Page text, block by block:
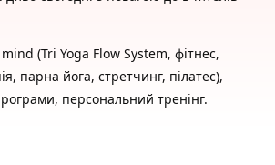
(Tri Yoga Flow System, фітнес,
парна йога, стретчинг, пілатес),
персональний тренінг.